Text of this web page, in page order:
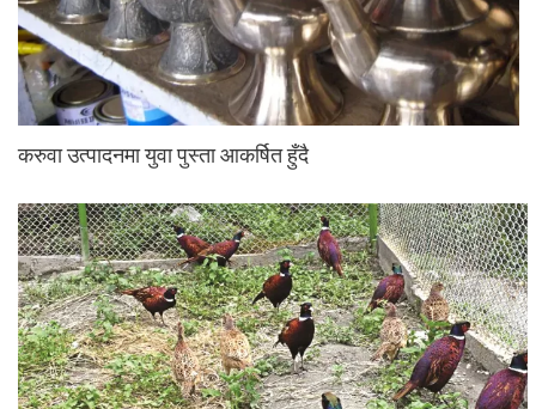
करुवा उत्पादनमा युवा पुस्ता आकर्षित हुँदै